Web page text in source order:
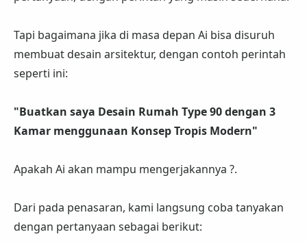
Tapi bagaimana jika di masa depan Ai bisa disuruh
membuat desain arsitektur, dengan contoh perintah
seperti ini:
"Buatkan saya Desain Rumah Type 90 dengan 3
Kamar menggunaan Konsep Tropis Modern"
Apakah Ai akan mampu mengerjakannya ?.
Dari pada penasaran, kami langsung coba tanyakan
dengan pertanyaan sebagai berikut: